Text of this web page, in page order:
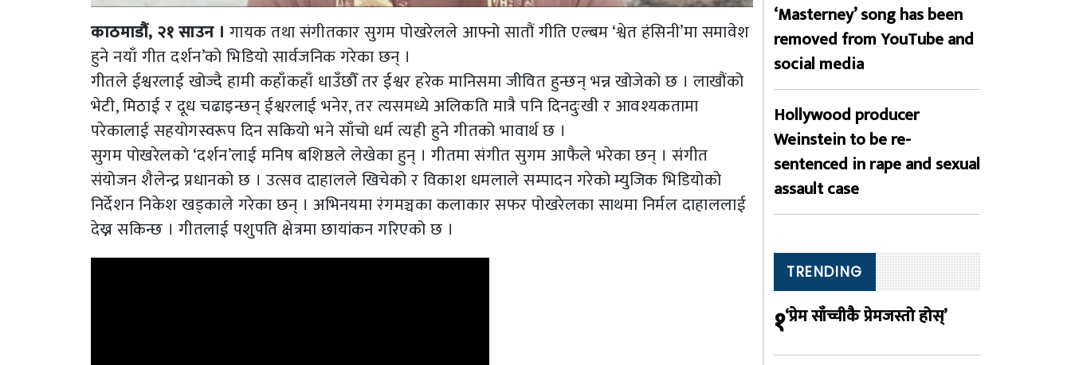
काठमाडौं, २१ साउन । गायक तथा संगीतकार सुगम पोखरेलले आफ्नो सातौं गीति एल्बम ‘श्वेत हंसिनी’मा समावेश
हुने नयाँ गीत दर्शन’को भिडियो सार्वजनिक गरेका छन् ।
गीतले ईश्वरलाई खोज्दै हामी कहाँकहाँ धाउँछौँ तर ईश्वर हरेक मानिसमा जीवित हुन्छन् भन्न खोजेको छ । लाखौंको
भेटी, मिठाई र दूध चढाइन्छन् ईश्वरलाई भनेर, तर त्यसमध्ये अलिकति मात्रै पनि दिनदुःखी र आवश्यकतामा
परेकालाई सहयोगस्वरूप दिन सकियो भने साँचो धर्म त्यही हुने गीतको भावार्थ छ ।
सुगम पोखरेलको ‘दर्शन’लाई मनिष बशिष्ठले लेखेका हुन् । गीतमा संगीत सुगम आफैले भरेका छन् । संगीत
संयोजन शैलेन्द्र प्रधानको छ । उत्सव दाहालले खिचेको र विकाश धमलाले सम्पादन गरेको म्युजिक भिडियोको
निर्देशन निकेश खड्काले गरेका छन् । अभिनयमा रंगमञ्चका कलाकार सफर पोखरेलका साथमा निर्मल दाहाललाई
देख्न सकिन्छ । गीतलाई पशुपति क्षेत्रमा छायांकन गरिएको छ ।
‘Masterney’ song has been
removed from YouTube and
social media
Hollywood producer
Weinstein to be re-
sentenced in rape and sexual
assault case
TRENDING
१‘प्रेम साँच्चीकै प्रेमजस्तो होस्’